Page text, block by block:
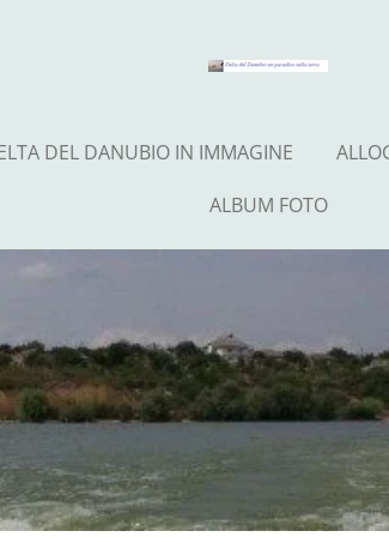
DEL DANUBIO IN IMMAGINE
ALBUM FOTO